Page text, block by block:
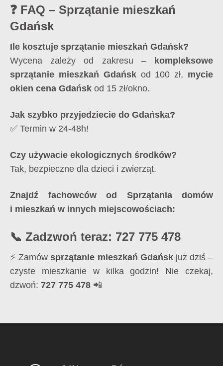
❓ FAQ – Sprzątanie mieszkań
Gdańsk
Ile kosztuje sprzątanie mieszkań Gdańsk?
Wycena zależy od zakresu –
kompleksowe
sprzątanie mieszkań Gdańskod 100 zł, mycie
okien cena Gdańsk od 15 zł/okno.
Jak szybko przyjedziecie do Gdańska?
✅ Termin w 24-48h!
Czy używacie ekologicznych środków?
Tak, bezpieczne dla dzieci i zwierząt.
Znajdź fachowców od Sprzątania domów
i mieszkań w innych miejscowościach:
📞 Zadzwoń teraz: 727 775 478
⚡ Zamówsprzątanie mieszkań Gdańskjuż dziś –
czyste mieszkanie w kilka godzin! Nie czekaj,
dzwoń: 727 775 478 📲